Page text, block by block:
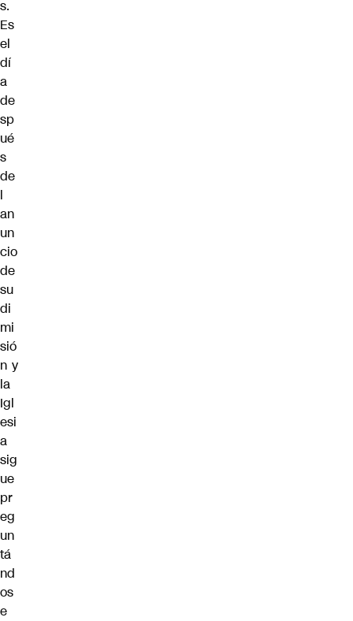
s.
Es
el
dí
a
de
sp
ué
s
de
l
an
un
cio
de
su
di
mi
sió
n y
la
Igl
esi
a
sig
ue
pr
eg
un
tá
nd
os
e